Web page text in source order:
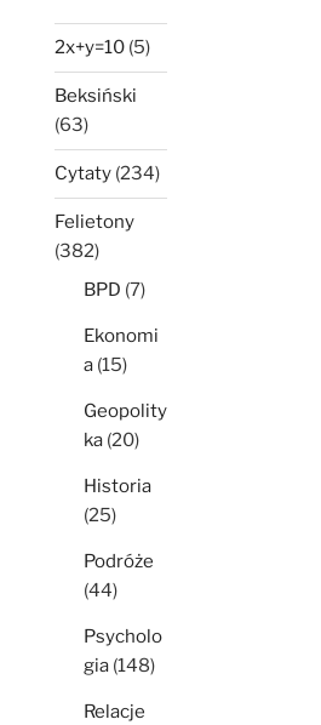
2x+y=10 (5)
Beksiński
(63)
Cytaty (234)
Felietony
(382)
BPD (7)
Ekonomi
a (15)
Geopolity
ka (20)
Historia
(25)
Podróże
(44)
Psycholo
gia (148)
Relacje